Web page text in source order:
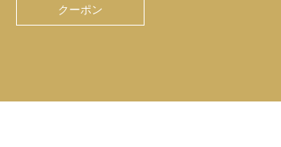
クーポン